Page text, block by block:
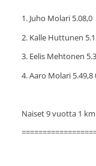
1. Juho Molari 5.08,0
2. Kalle Huttunen
3. Eelis Mehtonen
4. Aaro Molari 5.49,8
Naiset 9 vuotta 1